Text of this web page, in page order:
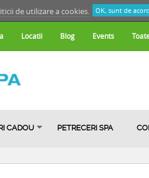
de utilizare a cookies. OK, sunt de
Locatii Blog Events
CADOU PETRECERI SPA